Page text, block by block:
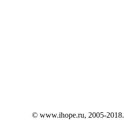
© www.ihope.ru, 2005-2018.